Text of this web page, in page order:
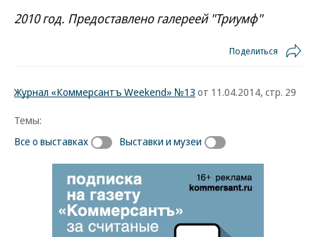
2010 год. Предоставлено галереей "Триумф"
Поделиться
Журнал «Коммерсантъ Weekend» №13 от 11.04.2014, стр. 29
Темы:
Все о выставках
Выставки и музеи